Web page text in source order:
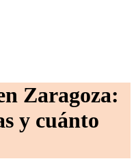
Zaragoza:
y cuánto